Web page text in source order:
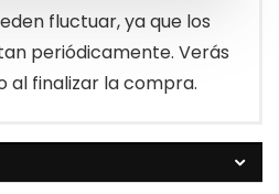
fluctuar, ya que los
periódicamente. Verás
al finalizar la compra.